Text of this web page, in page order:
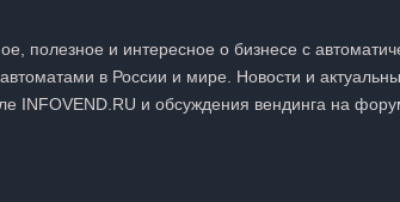
полезное и интересное о бизнесе с
в России и мире. Новости и
INFOVEND.RU и обсуждения вендинга на